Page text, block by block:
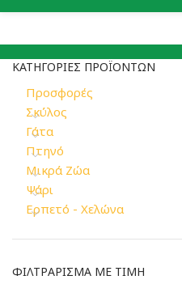
ΚΑΤΗΓΟΡΊΕΣ ΠΡΟΪΌΝΤΩΝ
Προσφορές
Σκύλος
Γάτα
Πτηνό
Μικρά Ζώα
Ψάρι
Ερπετό - Χελώνα
ΦΙΛΤΡΆΡΙΣΜΑ ΜΕ ΤΙΜΉ